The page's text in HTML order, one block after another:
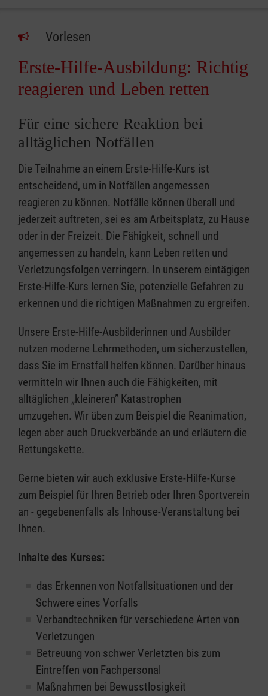
Vorlesen
Erste-Hilfe-Ausbildung: Richtig
reagieren und Leben retten
Für eine sichere Reaktion bei
alltäglichen Notfällen
Die Teilnahme an einem Erste-Hilfe-Kurs ist
entscheidend, um in Notfällen angemessen
reagieren zu können. Notfälle können überall und
jederzeit auftreten, sei es am Arbeitsplatz, zu Hause
oder in der Freizeit. Die Fähigkeit, schnell und
angemessen zu handeln, kann Leben retten und
Verletzungsfolgen verringern. In unserem eintägigen
Erste-Hilfe-Kurs lernen Sie, potenzielle Gefahren zu
erkennen und die richtigen Maßnahmen zu ergreifen.
Unsere Erste-Hilfe-Ausbilderinnen und Ausbilder
nutzen moderne Lehrmethoden, um sicherzustellen,
dass Sie im Ernstfall helfen können. Darüber hinaus
vermitteln wir Ihnen auch die Fähigkeiten, mit
alltäglichen „kleineren” Katastrophen
umzugehen. Wir üben zum Beispiel die Reanimation,
legen aber auch Druckverbände an und erläutern die
Rettungskette.
Gerne bieten wir auch exklusive Erste-Hilfe-Kurse
zum Beispiel für Ihren Betrieb oder Ihren Sportverein
an - gegebenenfalls als Inhouse-Veranstaltung bei
Ihnen.
Inhalte des Kurses:
das Erkennen von Notfallsituationen und der
Schwere eines Vorfalls
Verbandtechniken für verschiedene Arten von
Verletzungen
Betreuung von schwer Verletzten bis zum
Eintreffen von Fachpersonal
Maßnahmen bei Bewusstlosigkeit